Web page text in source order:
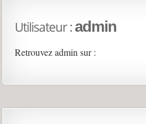
Utilisateur :admin
Retrouvezadmin sur :